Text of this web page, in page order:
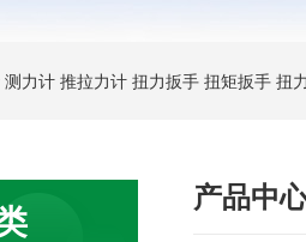
测力计 推拉力计 扭力扳手 扭矩扳手 扭
产品中